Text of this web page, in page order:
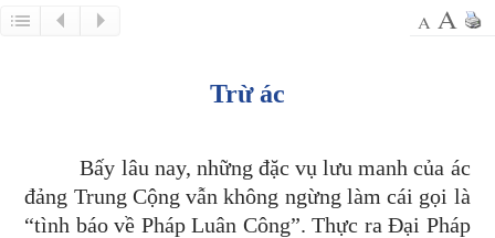
Trừ ác
Bấy lâu nay, những đặc vụ lưu manh của ác
đảng Trung Cộng vẫn không ngừng làm cái gọi là
“tình báo về Pháp Luân Công”. Thực ra Đại Pháp